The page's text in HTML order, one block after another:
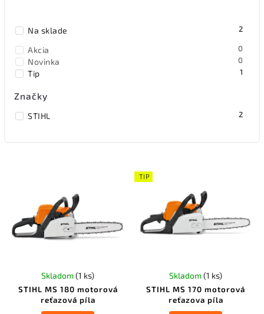
Na sklade 2
Akcia 0
Novinka 0
Tip 1
Značky
STIHL 2
STIHL MS 180 motorová
reťazová píla
Skladom(1 ks)
TIP
STIHL MS 170 motorová
reťazova píla
Skladom(1 ks)